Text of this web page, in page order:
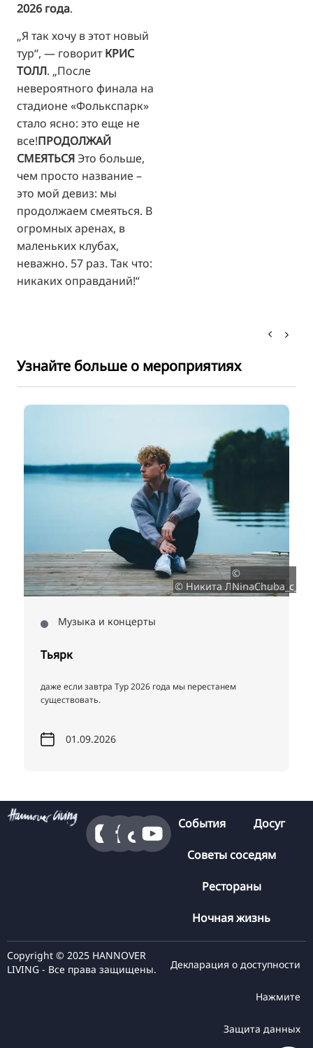
2026 года.
„Я так хочу в этот новый
тур“, — говоритКРИС
ТОЛЛ. „После
невероятного финала на
стадионе «Фолькспарк»
стало ясно: это еще не
все!ПРОДОЛЖАЙ
СМЕЯТЬСЯЭто больше,
чем просто название –
это мой девиз: мы
продолжаем смеяться. В
огромных аренах, в
маленьких клубах,
неважно. 57 раз. Так что:
никаких оправданий!“
Узнайте больше о мероприятиях
© Никита Люннеманн
Музыка и концерты
Тьярк
даже если завтра Тур 2026 года мы перестанем
существовать.
01.09.2026
©
События Досуг
Советы соседям
Рестораны
Ночная жизнь
Copyright © 2025 HANNOVER
LIVING - Все права защищены.
Декларация о доступности
Нажмите
Защита данных